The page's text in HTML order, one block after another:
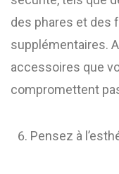
des phares et des
supplémentaires.
accessoires que
compromettent
Pensez à